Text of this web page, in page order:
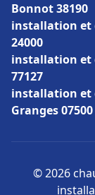
Bonnot 38190
installation et
24000
installation et
77127
installation et
Granges 07500
© 2026